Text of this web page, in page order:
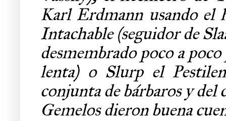
Karl Erdmann usando el
Intachable (seguidor de
desmembrado poco a
lenta) o Slurp el
conjunta de bárbaros y del
Gemelos dieron buena